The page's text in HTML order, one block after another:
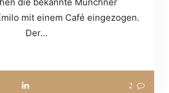
mit einem Café eingezogen.
Der…
2